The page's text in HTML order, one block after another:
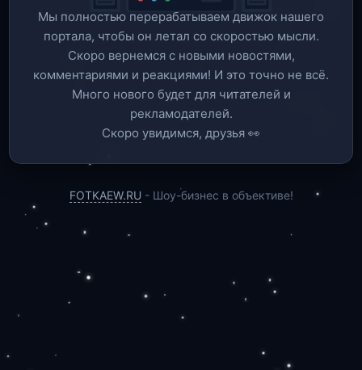
Мы полностью перерабатываем движок нашего
портала, чтобы он летал со скоростью мысли.
Скоро вернемся c новыми новостями,
комментариями и реакциями! И это точно не всё.
Много нового будет для читателей и
рекламодателей.
Скоро увидимся, друзья 👀
FOTKAEW.RU - Шоу-бизнес в объективе!